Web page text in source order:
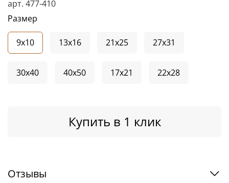
арт. 477-410
Купить в 1 клик
Размер
9x10 13x16 21x25 27x31
30x40 40x50 17x21 22x28
Отзывы